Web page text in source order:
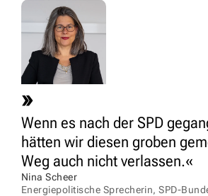
Wenn es nach der SPD
hätten wir diesen groben
Weg auch nicht verlassen.
Nina Scheer
Energiepolitische Sprecherin, SPD-